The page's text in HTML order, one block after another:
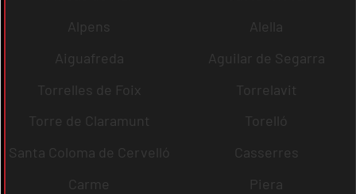
Alpens
Alella
Aiguafreda
Aguilar de Segarra
Torrelles de Foix
Torrelavit
Torre de Claramunt
Torelló
Santa Coloma de Cervelló
Casserres
Carme
Piera